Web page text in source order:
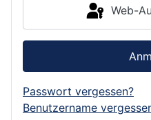
Web-
Passwort vergessen?
Benutzername